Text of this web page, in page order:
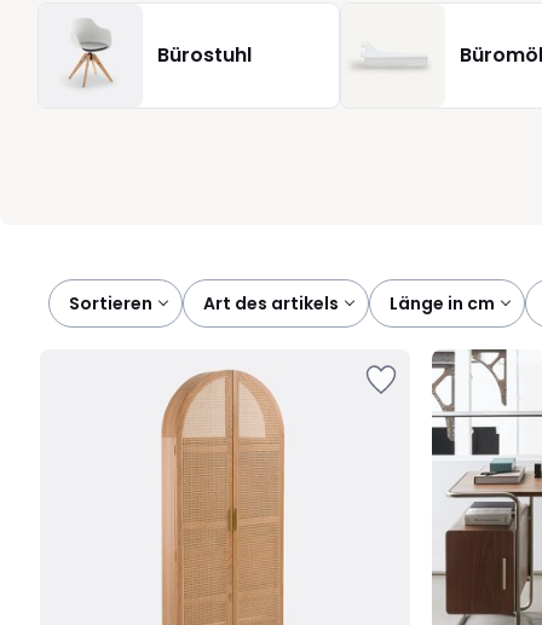
schublade griffbereit spart Zeit. Klare materialien wie holz
sich leicht reinigen. weiß wirkt ruhig und hell, dunklere Töne
einen hohenverstellbarer, auch elektrisch, um im Sitzen oder
Modell nach Größe, Funktion und preis zu finden. So entsteht
Bürostuhl
Sortieren art des artikels länge in cm